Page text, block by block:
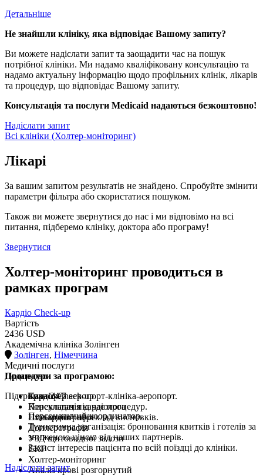
Детальніше
Не знайшли клініку, яка відповідає Вашому запиту?
Ви можете надіслати запит та заощадити час на пошук
потрібної клініки. Ми надамо кваліфіковану консультацію та
надамо актуальну інформацію щодо профільних клінік, лікарів
та процедур, що відповідає Вашому запиту.
Консультація та послуги Medicaid надаються безкоштовно!
Надіслати запит
Всі клініки (Холтер-моніторинг)
Лікарі
За вашим запитом результатів не знайдено. Спробуйте змінити
параметри фільтра або скористатися пошуком.
Також ви можете звернутися до нас і ми відповімо на всі
питання, підберемо клініку, доктора або програму!
Звернутися
Холтер-моніторинг проводиться в
рамках програм
Кардіо Check-up
Вартість
2436 USD
Академічна клініка Золінген
Золінген, Німеччина
Медичні послуги
Процедури за програмою:
Кардіо Check-up
Консультація кардіолога
Ехокардіографія
Доплерографія
УЗД щитовидної залози
ЕКГ
Холтер-моніторинг
Аналіз крові розгорнутий
Додатково
Трансфер аеропорт-клініка-аеропорт.
Перекладач під час процедур.
Письмовий переклад висновків.
Підтримка 24/7
Персональний координатор.
Туристична організація: бронювання квитків і готелів за
зниженою ціною від наших партнерів.
Захист інтересів пацієнта по всій поїздці до клініки.
Надіслати запит